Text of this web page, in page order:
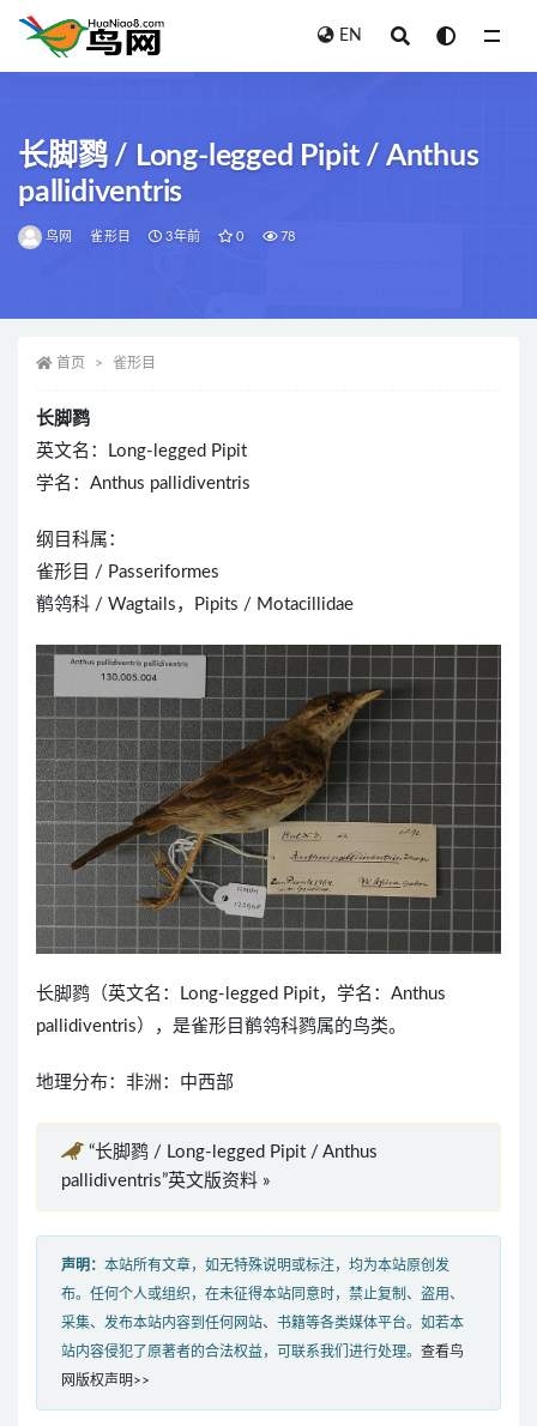
EN
长脚鹨 / Long-legged Pipit / Anthus
pallidiventris
鸟网 雀形目 3年前 0 78
首页 雀形目
长脚鹨
英文名：Long-legged Pipit
学名：Anthus pallidiventris
纲目科属：
雀形目 / Passeriformes
鹡鸰科 / Wagtails，Pipits / Motacillidae
长脚鹨（英文名：Long-legged Pipit，学名：Anthus
pallidiventris），是雀形目鹡鸰科鹨属的鸟类。
地理分布：非洲：中西部
“长脚鹨 / Long-legged Pipit / Anthus
pallidiventris”英文版资料 »
声明： 本站所有文章，如无特殊说明或标注，均为本站原创发
布。任何个人或组织，在未征得本站同意时，禁止复制、盗用、
采集、发布本站内容到任何网站、书籍等各类媒体平台。如若本
站内容侵犯了原著者的合法权益，可联系我们进行处理。 查看鸟
网版权声明>>